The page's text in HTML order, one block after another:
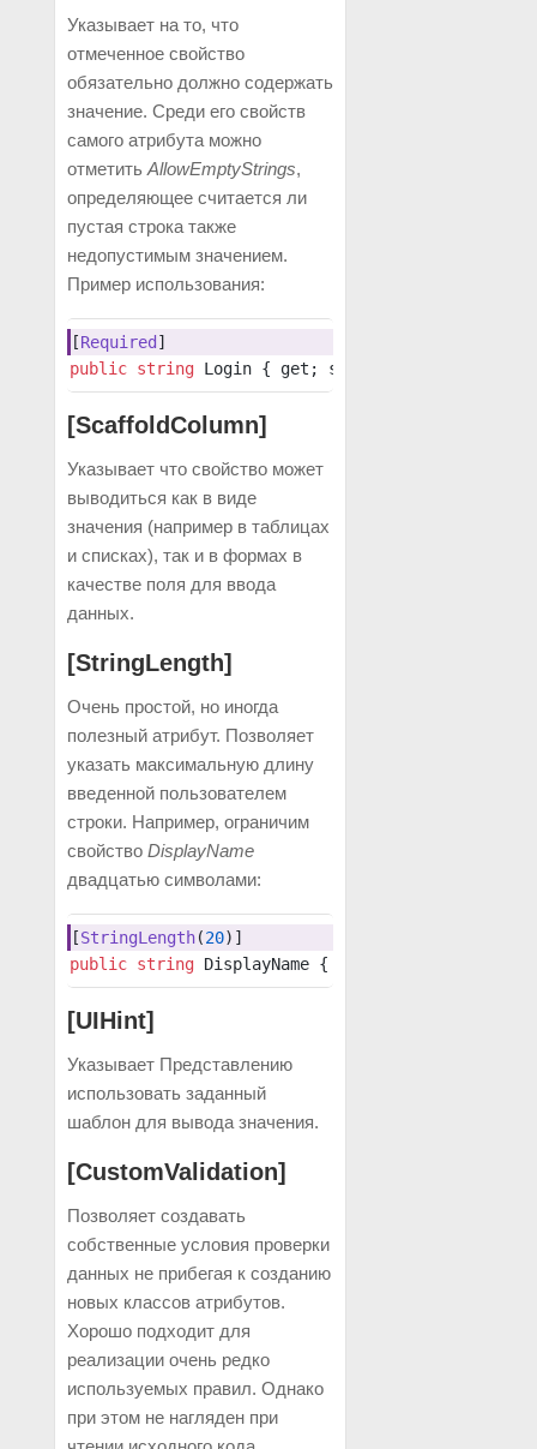
Указывает на то, что
отмеченное свойство
обязательно должно содержать
значение. Среди его свойств
самого атрибута можно
отметить AllowEmptyStrings,
определяющее считается ли
пустая строка также
недопустимым значением.
Пример использования:
[Required ]
public string Login { get; set; }
[ScaffoldColumn]
Указывает что свойство может
выводиться как в виде
значения (например в таблицах
и списках), так и в формах в
качестве поля для ввода
данных.
[StringLength]
Очень простой, но иногда
полезный атрибут. Позволяет
указать максимальную длину
введенной пользователем
строки. Например, ограничим
свойство DisplayName
двадцатью символами:
[StringLength(20)]
public string DisplayName { get; set; }
[UIHint]
Указывает Представлению
использовать заданный
шаблон для вывода значения.
[CustomValidation]
Позволяет создавать
собственные условия проверки
данных не прибегая к созданию
новых классов атрибутов.
Хорошо подходит для
реализации очень редко
используемых правил. Однако
при этом не нагляден при